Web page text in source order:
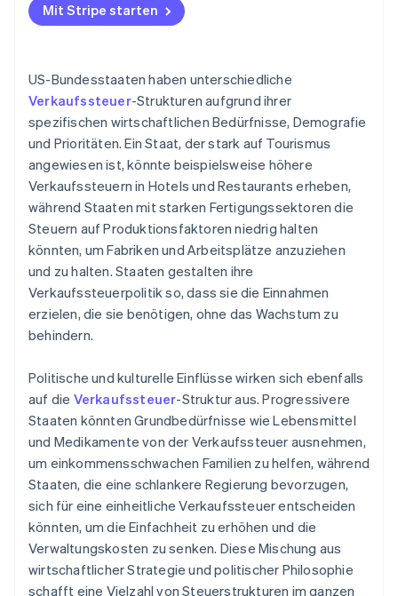
Mit Stripe starten
US-Bundesstaaten haben unterschiedliche
Verkaufssteuer-Strukturen aufgrund ihrer
spezifischen wirtschaftlichen Bedürfnisse, Demografie
und Prioritäten. Ein Staat, der stark auf Tourismus
angewiesen ist, könnte beispielsweise höhere
Verkaufssteuern in Hotels und Restaurants erheben,
während Staaten mit starken Fertigungssektoren die
Steuern auf Produktionsfaktoren niedrig halten
könnten, um Fabriken und Arbeitsplätze anzuziehen
und zu halten. Staaten gestalten ihre
Verkaufssteuerpolitik so, dass sie die Einnahmen
erzielen, die sie benötigen, ohne das Wachstum zu
behindern.
Politische und kulturelle Einflüsse wirken sich ebenfalls
auf die Verkaufssteuer-Struktur aus. Progressivere
Staaten könnten Grundbedürfnisse wie Lebensmittel
und Medikamente von der Verkaufssteuer ausnehmen,
um einkommensschwachen Familien zu helfen, während
Staaten, die eine schlankere Regierung bevorzugen,
sich für eine einheitliche Verkaufssteuer entscheiden
könnten, um die Einfachheit zu erhöhen und die
Verwaltungskosten zu senken. Diese Mischung aus
wirtschaftlicher Strategie und politischer Philosophie
schafft eine Vielzahl von Steuerstrukturen im ganzen